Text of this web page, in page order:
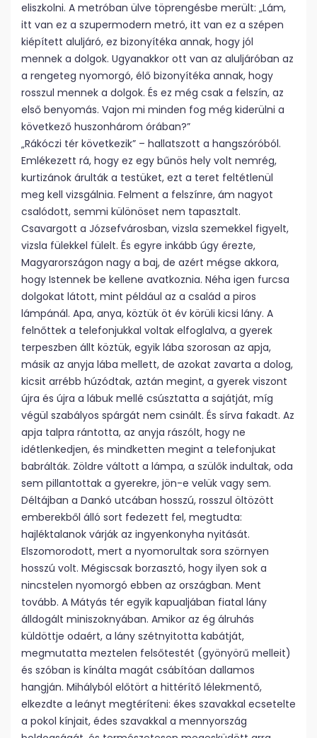
eliszkolni. A metróban ülve töprengésbe merült: „Lám,
itt van ez a szupermodern metró, itt van ez a szépen
kiépített aluljáró, ez bizonyítéka annak, hogy jól
mennek a dolgok. Ugyanakkor ott van az aluljáróban az
a rengeteg nyomorgó, élő bizonyítéka annak, hogy
rosszul mennek a dolgok. És ez még csak a felszín, az
első benyomás. Vajon mi minden fog még kiderülni a
következő huszonhárom órában?”
„Rákóczi tér következik” – hallatszott a hangszóróból.
Emlékezett rá, hogy ez egy bűnös hely volt nemrég,
kurtizánok árulták a testüket, ezt a teret feltétlenül
meg kell vizsgálnia. Felment a felszínre, ám nagyot
csalódott, semmi különöset nem tapasztalt.
Csavargott a Józsefvárosban, vizsla szemekkel figyelt,
vizsla fülekkel fülelt. És egyre inkább úgy érezte,
Magyarországon nagy a baj, de azért mégse akkora,
hogy Istennek be kellene avatkoznia. Néha igen furcsa
dolgokat látott, mint például az a család a piros
lámpánál. Apa, anya, köztük öt év körüli kicsi lány. A
felnőttek a telefonjukkal voltak elfoglalva, a gyerek
terpeszben állt köztük, egyik lába szorosan az apja,
másik az anyja lába mellett, de azokat zavarta a dolog,
kicsit arrébb húzódtak, aztán megint, a gyerek viszont
újra és újra a lábuk mellé csúsztatta a sajátját, míg
végül szabályos spárgát nem csinált. És sírva fakadt. Az
apja talpra rántotta, az anyja rászólt, hogy ne
idétlenkedjen, és mindketten megint a telefonjukat
babrálták. Zöldre váltott a lámpa, a szülők indultak, oda
sem pillantottak a gyerekre, jön-e velük vagy sem.
Déltájban a Dankó utcában hosszú, rosszul öltözött
emberekből álló sort fedezett fel, megtudta:
hajléktalanok várják az ingyenkonyha nyitását.
Elszomorodott, mert a nyomorultak sora szörnyen
hosszú volt. Mégiscsak borzasztó, hogy ilyen sok a
nincstelen nyomorgó ebben az országban. Ment
tovább. A Mátyás tér egyik kapualjában fiatal lány
álldogált miniszoknyában. Amikor az ég álruhás
küldöttje odaért, a lány szétnyitotta kabátját,
megmutatta meztelen felsőtestét (gyönyörű melleit)
és szóban is kínálta magát csábítóan dallamos
hangján. Mihályból előtört a hittérítő lélekmentő,
elkezdte a leányt megtéríteni: ékes szavakkal ecsetelte
a pokol kínjait, édes szavakkal a mennyország